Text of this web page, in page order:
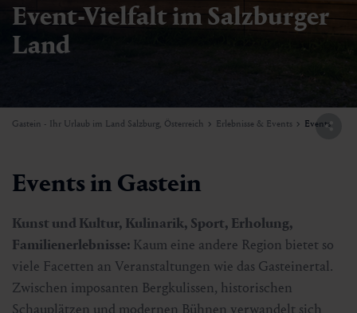
Event-Vielfalt im Salzburger
Land
Gastein - Ihr Urlaub im Land Salzburg, Österreich Erlebnisse & Events Events
Events in Gastein
Kunst und Kultur, Kulinarik, Sport, Erholung,
Familienerlebnisse: Kaum eine andere Region bietet so
viele Facetten an Veranstaltungen wie das Gasteinertal.
Zwischen imposanten Bergkulissen, historischen
Schauplätzen und modernen Bühnen verwandelt sich